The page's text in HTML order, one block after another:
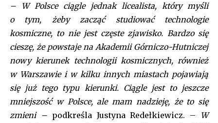
– W Polsce ciągle jednak licealista, który myśli
o tym, żeby zacząć studiować technologie
kosmiczne, to nie jest częste zjawisko. Bardzo się
cieszę, że powstaje na Akademii Górniczo-Hutniczej
nowy kierunek technologii kosmicznych, również
w Warszawie i w kilku innych miastach pojawiają
się już tego typu kierunki. Ciągle jest to jeszcze
mniejszość w Polsce, ale mam nadzieję, że to się
zmieni –podkreśla Justyna Redełkiewicz. – W